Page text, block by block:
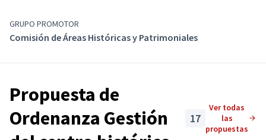
polígonos de intervención territorial o ejes de
aprovechamiento urbanístico, implementando la
competencia exclusiva de “preservar, mantener y
GRUPO PROMOTOR
Comisión de Áreas Históricas y Patrimoniales
Propuesta de
Ordenanza Gestión
17
Ver todas
las
propuestas